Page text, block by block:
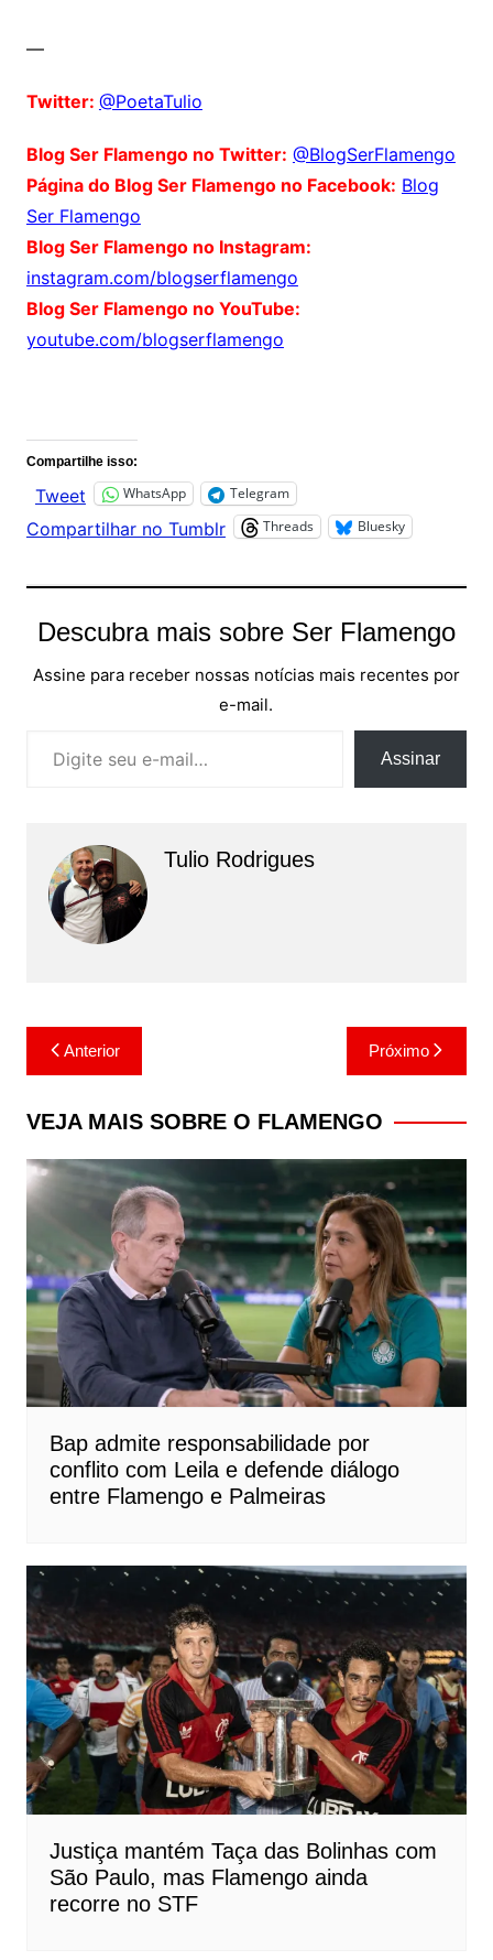
—
Twitter: @PoetaTulio
Blog Ser Flamengo no Twitter: @BlogSerFlamengo
Página do Blog Ser Flamengo no Facebook: Blog
Ser Flamengo
Blog Ser Flamengo no Instagram:
instagram.com/blogserflamengo
Blog Ser Flamengo no YouTube:
youtube.com/blogserflamengo
Compartilhe isso:
Tweet WhatsApp Telegram
Compartilhar no Tumblr Threads Bluesky
Descubra mais sobre Ser Flamengo
Assine para receber nossas notícias mais recentes por
e-mail.
Assinar
Tulio Rodrigues
Navegação
de
Post
Anterior Próximo
VEJA MAIS SOBRE O FLAMENGO
Bap admite responsabilidade por
conflito com Leila e defende diálogo
entre Flamengo e Palmeiras
Justiça mantém Taça das Bolinhas com
São Paulo, mas Flamengo ainda
recorre no STF